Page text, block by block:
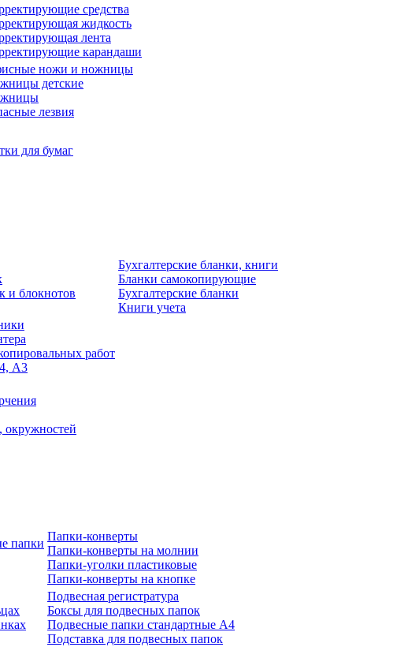
средства
жидкость
лента
карандаши
ножи и ножницы
детские
лезвия
для бумаг
и блокнотов
Бухгалтерские бланки, книги
Бланки самокопирующие
Бухгалтерские бланки
Книги учета
работ
А3
окружностей
папки
Папки-конверты
Папки-конверты на молнии
Папки-уголки пластиковые
Папки-конверты на кнопке
Подвесная регистратура
Боксы для подвесных папок
Подвесные папки стандартные А4
Подставка для подвесных папок